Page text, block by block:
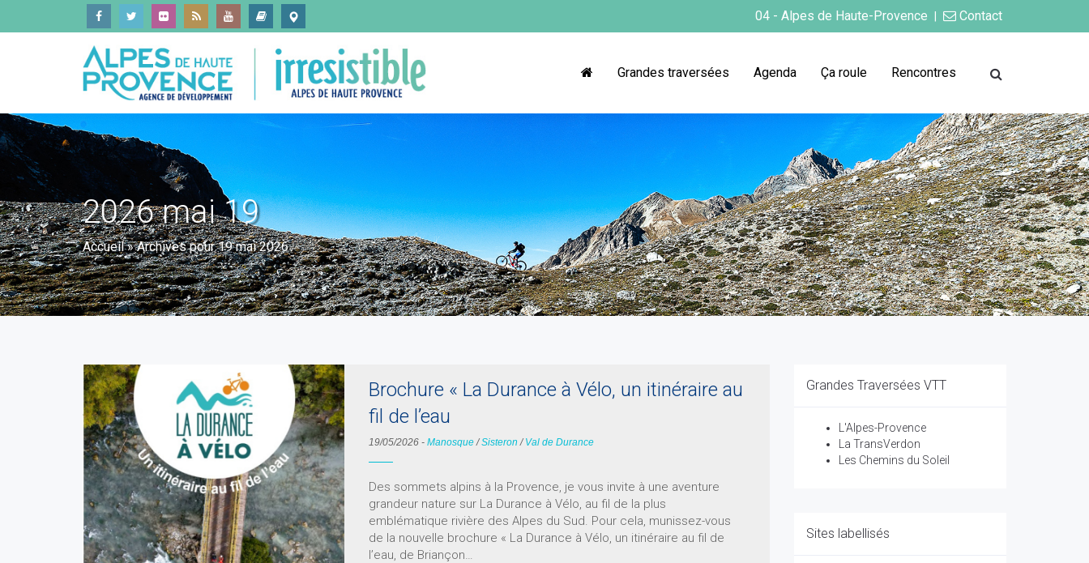
04 - Alpes de Haute-Provence Contact
Grandes traversées Agenda Ça roule Rencontres
2026 mai 19
Accueil»Archives pour 19 mai 2026
Brochure « La Durance à Vélo, un itinéraire au
fil de l’eau
19/05/2026 -Manosque/Sisteron / Val de Durance
Des sommets alpins à la Provence, je vous invite à une aventure
grandeur nature sur La Durance à Vélo, au fil de la plus
emblématique rivière des Alpes du Sud. Pour cela, munissez-vous
de la nouvelle brochure « La Durance à Vélo, un itinéraire au fil de
l’eau, de Briançon…
Grandes Traversées VTT
L'Alpes-Provence
La TransVerdon
Les Chemins du Soleil
Sites labellisés